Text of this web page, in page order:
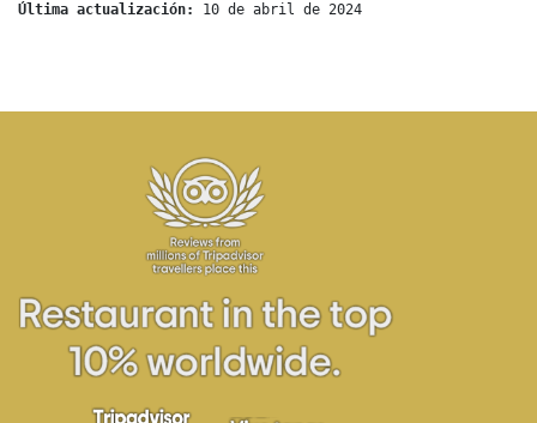
Última actualización: 10 de abril de 2024